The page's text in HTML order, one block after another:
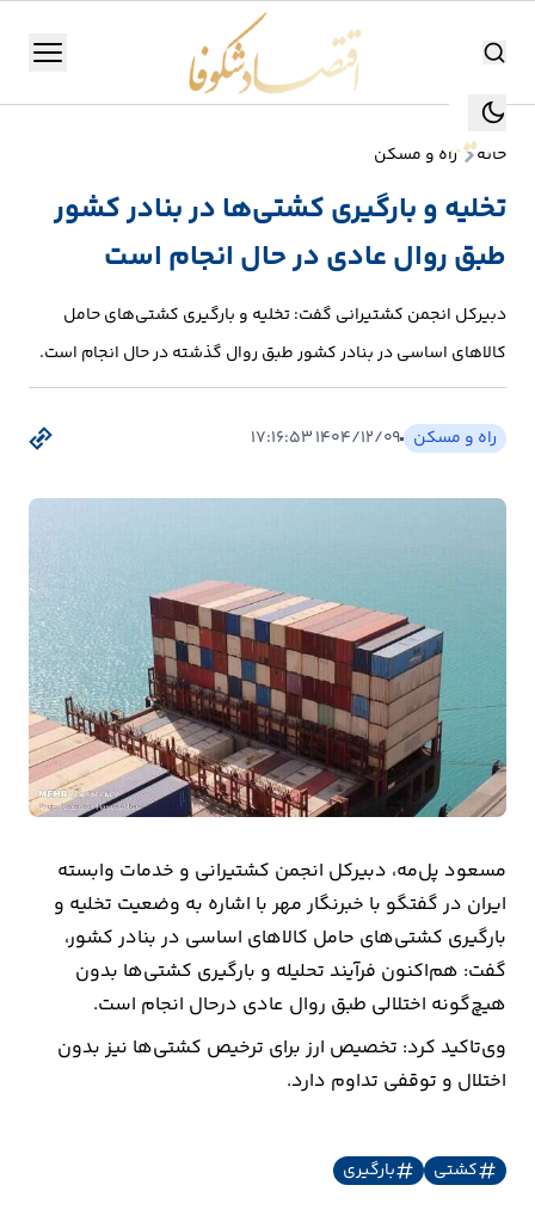
جستجو جستجو
منو
تولید
صنعت
انرژی
بانک،
اقتصاد
جهان
بازار
تجارت
راه
و
مسکن
ایران
خودرو
خانه راه و مسکن
تخلیه و بارگیری کشتی‌ها در بنادر کشور
طبق روال عادی در حال انجام است
دبیرکل انجمن کشتیرانی گفت: تخلیه و بارگیری کشتی‌های حامل
کالاهای اساسی در بنادر کشور طبق روال گذشته در حال انجام است.
راه و مسکن ۱۴۰۴/۱۲/۰۹ ۱۷:۱۶:۵۳
مسعود پل‌مه، دبیرکل انجمن کشتیرانی و خدمات وابسته
ایران در گفتگو با خبرنگار مهر با اشاره به وضعیت تخلیه و
بارگیری کشتی‌های حامل کالاهای اساسی در بنادر کشور،
گفت: هم‌اکنون فرآیند تحلیله و بارگیری کشتی‌ها بدون
هیچ‌گونه اختلالی طبق روال عادی درحال انجام است.
وی‌تاکید کرد: تخصیص ارز برای ترخیص کشتی‌ها نیز بدون
اختلال و توقفی تداوم دارد.
کشتی بارگیری